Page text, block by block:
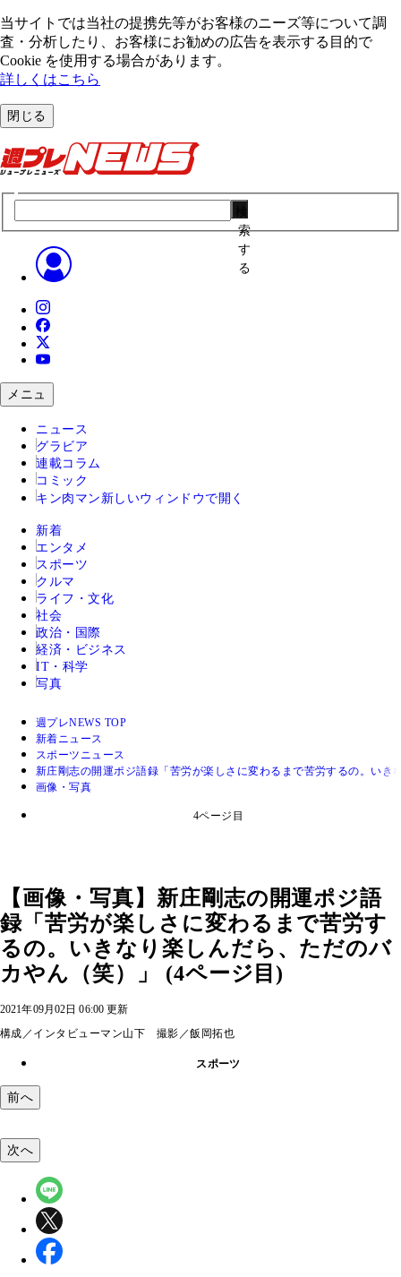
当サイトでは当社の提携先等がお客様のニーズ等について調
査・分析したり、お客様にお勧めの広告を表⽰する⽬的で
Cookie を使⽤する場合があります。
詳しくはこちら
閉じる
索
す
る
メニュ
ニュース
グラビア
連載コラム
コミック
キン肉マン 新しいウィンドウで開く
新着
エンタメ
スポーツ
クルマ
ライフ・文化
社会
政治・国際
経済・ビジネス
IT・科学
写真
週プレNEWS TOP
新着ニュース
スポーツニュース
新庄剛志の開運ポジ語録「苦労が楽しさに変わるまで苦労するの。いき
画像・写真
4ページ目
【画像・写真】新庄剛志の開運ポジ語
録「苦労が楽しさに変わるまで苦労す
るの。いきなり楽しんだら、ただのバ
カやん（笑）」 (4ページ目)
2021年09月02日 06:00 更新
構成／インタビューマン山下 撮影／飯岡拓也
スポーツ
前へ
次へ